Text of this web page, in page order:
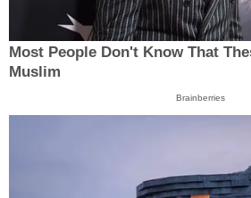
Most People Don't Know That
Muslim
Brainberries